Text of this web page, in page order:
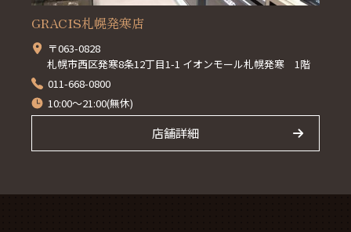
GRACIS札幌発寒店
〒063-0828
札幌市西区発寒8条12丁目1-1 イオンモール札幌発寒 1階
011-668-0800
10:00～21:00(無休)
店舗詳細